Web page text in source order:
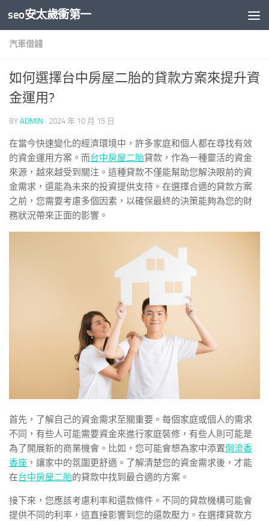
Skip to content
seo安太歲衝第一
汽車借錢
如何選擇台中房屋二胎的貸款方案來提升資
金運用?
BY ADMIN · 2024 年 10 月 15 日
在當今快速變化的經濟環境中，許多家庭和個人都在尋找有效
的資金運用方案。而台中房屋二胎貸款，作為一種靈活的資金
來源，越來越受到關注。這種貸款不僅能幫助您解決眼前的資
金需求，還能為未來的投資提供支持。在選擇合適的貸款方案
之前，您需要考慮多個因素，以確保最終的決策能夠為您的財
務狀況帶來正面的影響。
首先，了解自己的資金需求至關重要。每個家庭或個人的需求
不同，有些人可能需要資金來進行家庭裝修，有些人則可能是
為了開展新的商業機會。比如，您可能會想為家中添置倒流香
香座 ，讓家中的氛圍更舒適。了解清楚您的資金需求後，才能
在台中房屋二胎的貸款中找到最合適的方案。
接下來，您應該考慮利率和還款條件。不同的貸款機構可能會
提供不同的利率，這直接影響到您的還款壓力。在選擇貸款方